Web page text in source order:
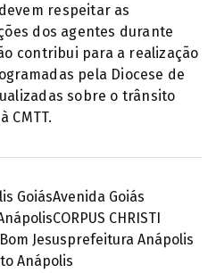
respeitar as
dos agentes durante
contribui para a realização
pela Diocese de
sobre o trânsito
CMTT.
GoiásAvenida Goiás
CORPUS CHRISTI
Jesusprefeitura Anápolis
Anápolis